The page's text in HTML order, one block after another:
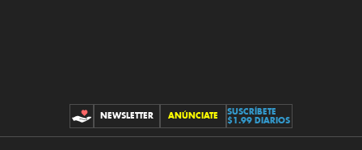
CONTRIBUCIONES
NEWSLETTER ANÚNCIATE
SUSCRÍBETE
$1.99 DIARIOS